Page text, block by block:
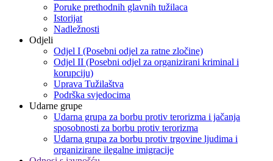
Poruke prethodnih glavnih tužilaca
Istorijat
Nadležnosti
Odjeli
Odjel I (Posebni odjel za ratne zločine)
Odjel II (Posebni odjel za organizirani kriminal i
korupciju)
Uprava Tužilaštva
Podrška svjedocima
Udarne grupe
Udarna grupa za borbu protiv terorizma i jačanja
sposobnosti za borbu protiv terorizma
Udarna grupa za borbu protiv trgovine ljudima i
organizirane ilegalne imigracije